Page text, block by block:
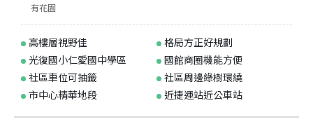
有花園
高樓層視野佳
格局方正好規劃
光復國小仁愛國中學區
國館商圈機能方便
社區車位可抽籤
社區周邊綠樹環繞
市中心精華地段
近捷運站近公車站